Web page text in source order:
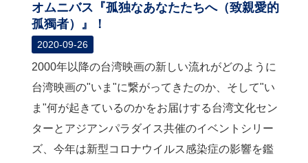
オムニバス『孤独なあなたたちへ（致親愛的
孤獨者）』！
2020-09-26
2000年以降の台湾映画の新しい流れがどのように
台湾映画の"いま"に繋がってきたのか、そして"い
ま"何が起きているのかをお届けする台湾文化セン
ターとアジアンパラダイス共催のイベントシリー
ズ、今年は新型コロナウイルス感染症の影響を鑑